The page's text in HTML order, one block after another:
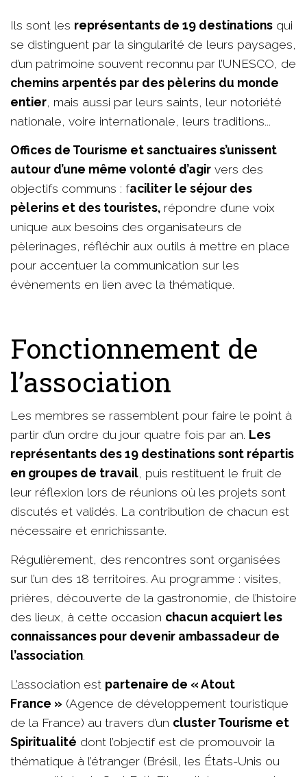
Ils sont les représentants de 19 destinations qui
se distinguent par la singularité de leurs paysages,
d’un patrimoine souvent reconnu par l’UNESCO, de
chemins arpentés par des pèlerins du monde
entier, mais aussi par leurs saints, leur notoriété
nationale, voire internationale, leurs traditions...
Offices de Tourisme et sanctuaires s’unissent
autour d’une même volonté d’agir vers des
objectifs communs : faciliter le séjour des
pèlerins et des touristes, répondre d’une voix
unique aux besoins des organisateurs de
pèlerinages, réfléchir aux outils à mettre en place
pour accentuer la communication sur les
évènements en lien avec la thématique.
Fonctionnement de
l’association
Les membres se rassemblent pour faire le point à
partir d’un ordre du jour quatre fois par an. Les
représentants des 19 destinations sont répartis
en groupes de travail, puis restituent le fruit de
leur réflexion lors de réunions où les projets sont
discutés et validés. La contribution de chacun est
nécessaire et enrichissante.
Régulièrement, des rencontres sont organisées
sur l’un des 18 territoires. Au programme : visites,
prières, découverte de la gastronomie, de l’histoire
des lieux, à cette occasion chacun acquiert les
connaissances pour devenir ambassadeur de
l’association.
L’association est partenaire de « Atout
France » (Agence de développement touristique
de la France) au travers d’un cluster Tourisme et
Spiritualité dont l’objectif est de promouvoir la
thématique à l’étranger (Brésil, les États-Unis ou